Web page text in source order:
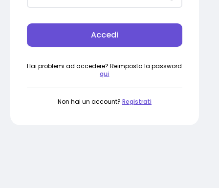
Accedi
Hai problemi ad accedere? Reimposta la password
qui
Non hai un account? Registrati